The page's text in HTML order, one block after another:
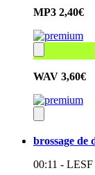
MP3 2,40€
WAV 3,60€
brossage de
00:11 - LESF